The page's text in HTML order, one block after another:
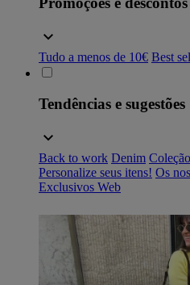
Tudo a menos de 10€ Best
Tendências e sugestões
Back to work Denim
Personalize seus itens! Os
Exclusivos Web